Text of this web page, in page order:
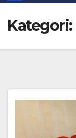
Kategori: